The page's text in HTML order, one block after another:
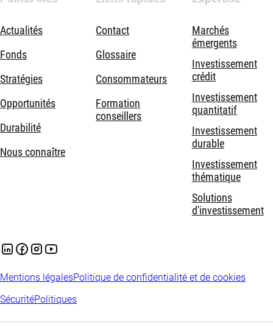
Actualités
Fonds
Stratégies
Opportunités
Durabilité
Nous connaître
Contact
Glossaire
Consommateurs
Formation
conseillers
Marchés
émergents
Investissement
crédit
Investissement
quantitatif
Investissement
durable
Investissement
thématique
Solutions
d'investissement
Mentions légalesPolitique de confidentialité et de cookies
SécuritéPolitiques